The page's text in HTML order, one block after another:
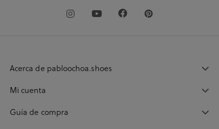
Acerca de pabloochoa.shoes
Mi cuenta
Guía de compra